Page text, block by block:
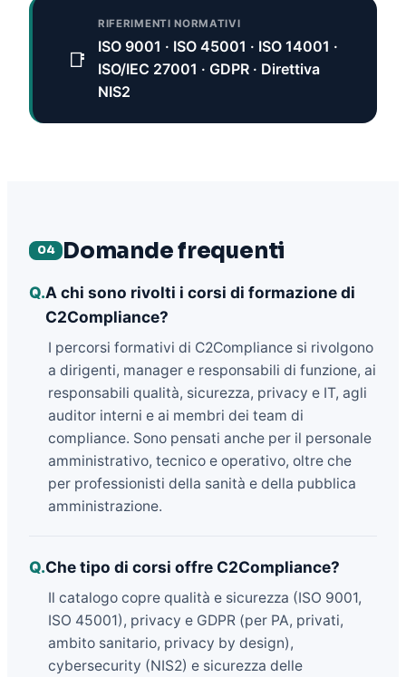
📑
RIFERIMENTI NORMATIVI
ISO 9001 · ISO 45001 · ISO 14001 ·
ISO/IEC 27001 · GDPR · Direttiva
NIS2
04 Domande frequenti
Q.A chi sono rivolti i corsi di formazione di
C2Compliance?
I percorsi formativi di C2Compliance si rivolgono
a dirigenti, manager e responsabili di funzione, ai
responsabili qualità, sicurezza, privacy e IT, agli
auditor interni e ai membri dei team di
compliance. Sono pensati anche per il personale
amministrativo, tecnico e operativo, oltre che
per professionisti della sanità e della pubblica
amministrazione.
Q.Che tipo di corsi offre C2Compliance?
Il catalogo copre qualità e sicurezza (ISO 9001,
ISO 45001), privacy e GDPR (per PA, privati,
ambito sanitario, privacy by design),
cybersecurity (NIS2) e sicurezza delle